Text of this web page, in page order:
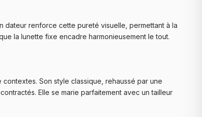
dateur renforce cette pureté visuelle, permettant à la
la lunette fixe encadre harmonieusement le tout.
Son style classique, rehaussé par une
Elle se marie parfaitement avec un tailleur